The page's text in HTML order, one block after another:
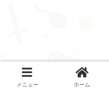
メニュー ホーム